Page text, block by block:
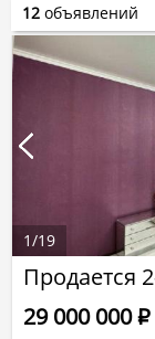
Продается
29 000 000Р
1/19
12 объявлений